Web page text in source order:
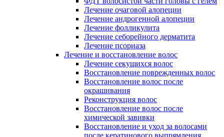
Лечение очаговой алопеции
Лечение андрогенной алопеции
Лечение фолликулита
Лечение себорейного дерматита
Лечение псориаза
Лечение и восстановление волос
Лечение секущихся волос
Восстановление поврежденных волос
Восстановление волос после
окрашивания
Реконструкция волос
Восстановление волос после
химической завивки
Восстановление и уход за волосами
после кератинового выпрямления